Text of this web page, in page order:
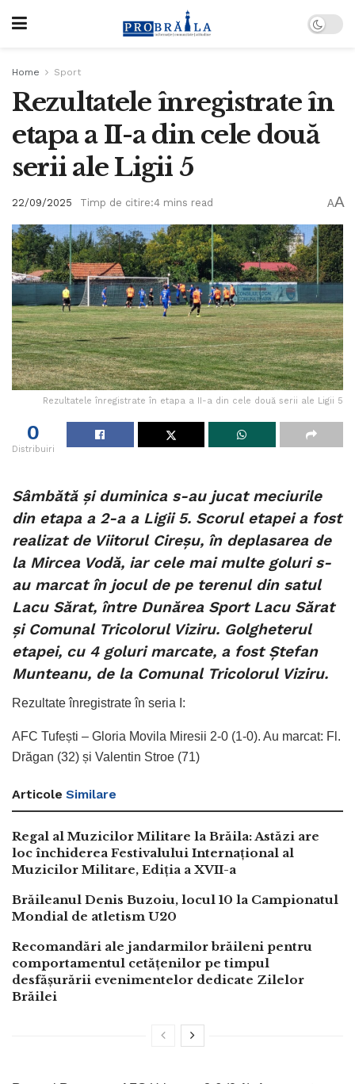
Home Sport
Rezultatele înregistrate în
etapa a II-a din cele două
serii ale Ligii 5
22/09/2025 Timp de citire:4 mins read AA
Rezultatele înregistrate în etapa a II-a din cele două serii ale Ligii 5
0
Distribuiri
Sâmbătă și duminica s-au jucat meciurile
din etapa a 2-a a Ligii 5. Scorul etapei a fost
realizat de Viitorul Cireșu, în deplasarea de
la Mircea Vodă, iar cele mai multe goluri s-
au marcat în jocul de pe terenul din satul
Lacu Sărat, între Dunărea Sport Lacu Sărat
și Comunal Tricolorul Viziru. Golgheterul
etapei, cu 4 goluri marcate, a fost Ștefan
Munteanu, de la Comunal Tricolorul Viziru.
Rezultate înregistrate în seria I:
AFC Tufești – Gloria Movila Miresii 2-0 (1-0). Au marcat: Fl.
Drăgan (32) și Valentin Stroe (71)
Articole Similare
Regal al Muzicilor Militare la Brăila: Astăzi are
loc închiderea Festivalului Internațional al
Muzicilor Militare, Ediția a XVII-a
Brăileanul Denis Buzoiu, locul 10 la Campionatul
Mondial de atletism U20
Recomandări ale jandarmilor brăileni pentru
comportamentul cetățenilor pe timpul
desfășurării evenimentelor dedicate Zilelor
Brăilei